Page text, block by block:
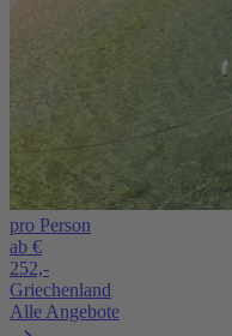
pro Person
ab €
252,-
Griechenland
Alle Angebote